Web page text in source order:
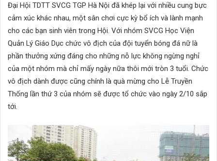
Đại Hội TDTT SVCG TGP Hà Nội đã khép lại với nhiều cung bực
cảm xúc khác nhau, một sân chơi cực kỳ bổ ích và lành mạnh
cho các bạn sinh viên trong Hội. Với nhóm SVCG Học Viện
Quản Lý Giáo Dục chức vô địch của đội tuyển bóng đá nữ là
phần thưởng xứng đáng cho những nỗ lực không ngừng nghỉ
của một nhóm mà chỉ mấy ngày nữa thôi mới tròn 3 tuổi. Chức
vô địch dành được cũng chính là quà mừng cho Lễ Truyền
Thống lần thứ 3 của nhóm sẽ được tổ chức vào ngày 2/10 sắp
tới.